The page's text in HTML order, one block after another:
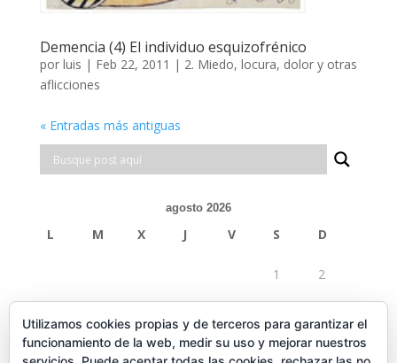
Demencia (4) El individuo esquizofrénico
por luis | Feb 22, 2011 | 2. Miedo, locura, dolor y otras
aflicciones
« Entradas más antiguas
agosto 2026
L M X J V S D
1 2
10 13 15
Utilizamos cookies propias y de terceros para garantizar el
funcionamiento de la web, medir su uso y mejorar nuestros